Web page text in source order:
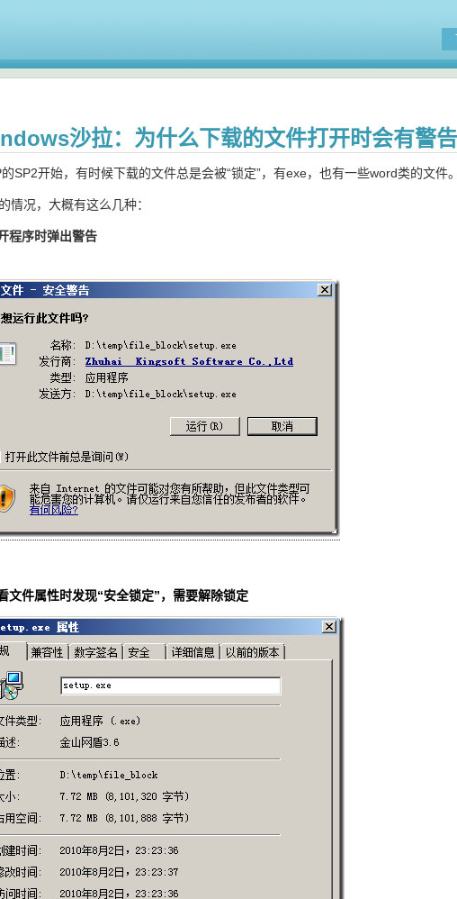
沙拉：为什么下载的文件打开时会有警
的SP2开始，有时候下载的文件总是会被“锁定”，有exe，也有一些word类的文件。
情况，大概有这么几种：
程序时弹出警告
文件属性时发现“安全锁定”，需要解除锁定